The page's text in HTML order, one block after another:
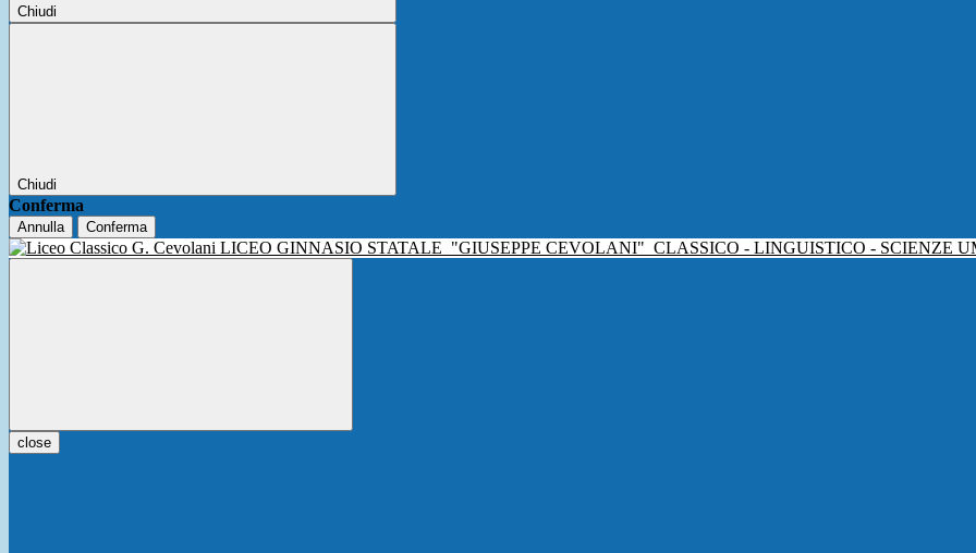
Chiudi
Chiudi
Conferma
Annulla Conferma
LICEO GINNASIO STATALE "GIUSEPPE CEVOLANI" CLASSICO - LINGUISTICO - SCIENZE
close